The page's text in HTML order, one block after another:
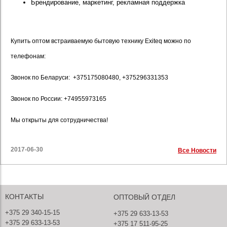
Брендирование, маркетинг, рекламная поддержка
Купить оптом встраиваемую бытовую технику Exiteq можно по
телефонам:
Звонок по Беларуси: +375175080480, +375296331353
Звонок по России: +74955973165
Мы открыты для сотрудничества!
2017-06-30 Все Новости
КОНТАКТЫ
+375 29 340-15-15
+375 29 633-13-53
ОПТОВЫЙ ОТДЕЛ
+375 29 633-13-53
+375 17 511-95-25